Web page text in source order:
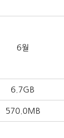
6월
6.7GB
570.0MB